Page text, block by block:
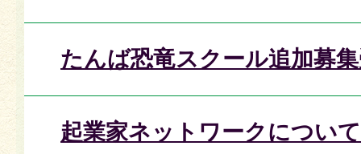
たんば恐竜スクール追加募
起業家ネットワークについて